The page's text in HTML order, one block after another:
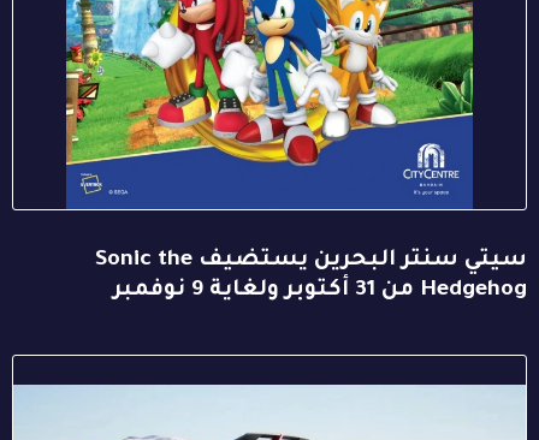
سيتي سنتر البحرين يستضيف Sonic the
Hedgehog من 31 أكتوبر ولغاية 9 نوفمبر